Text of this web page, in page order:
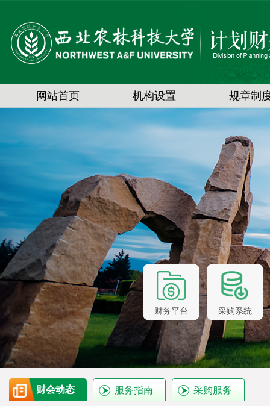
网站首页 机构设置 规章制
财务平台 采购系统
财会动态 服务指南 采购服务